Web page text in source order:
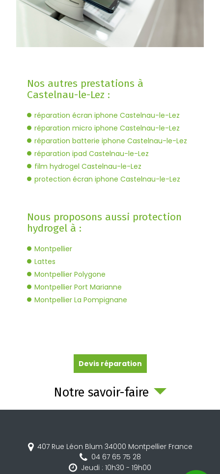
Nos autres prestations à
Castelnau-le-Lez :
réparation écran iphone Castelnau-le-Lez
réparation micro iphone Castelnau-le-Lez
réparation batterie iphone Castelnau-le-Lez
réparation ipad Castelnau-le-Lez
film hydrogel Castelnau-le-Lez
protection écran iphone Castelnau-le-Lez
Nous proposons aussi protection
hydrogel à :
Montpellier
Lattes
Montpellier Polygone
Montpellier Port Marianne
Montpellier La Pompignane
Devis réparation
Notre savoir-faire
407 Rue Léon Blum 34000 Montpellier France
04 67 65 75 28
Jeudi : 10h30 - 19h00